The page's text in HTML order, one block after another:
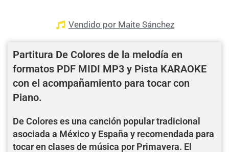
Vendido por Maite Sánchez
Partitura De Colores de la melodía en
formatos PDF MIDI MP3 y Pista KARAOKE
con el acompañamiento para tocar con
Piano.
De Colores es una canción popular tradicional
asociada a México y España y recomendada para
tocar en clases de música por Primavera. El